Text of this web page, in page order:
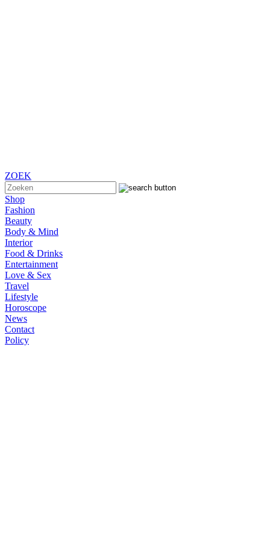
ZOEK
Shop
Fashion
Beauty
Body & Mind
Interior
Food & Drinks
Entertainment
Love & Sex
Travel
Lifestyle
Horoscope
News
Contact
Policy